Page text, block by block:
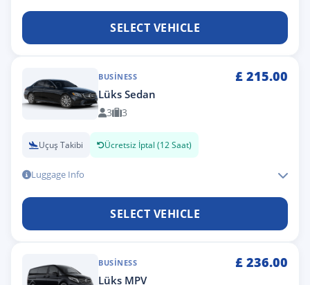
SELECT VEHICLE
BUSINESS £ 215.00
Lüks Sedan
3 3
Uçuş Takibi Ücretsiz İptal (12 Saat)
Luggage Info
SELECT VEHICLE
BUSINESS £ 236.00
Lüks MPV